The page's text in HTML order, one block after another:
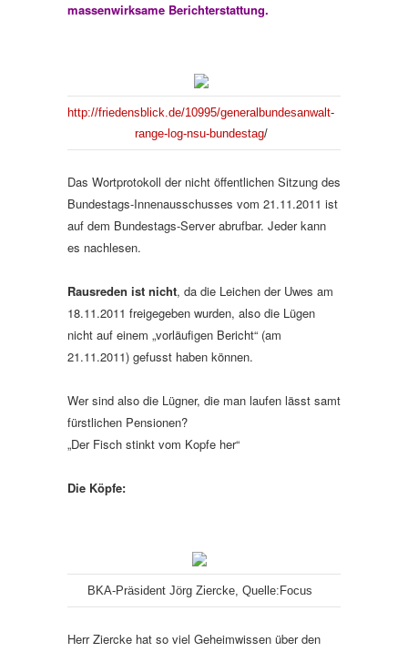
massenwirksame Berichterstattung.
http://friedensblick.de/10995/generalbundesanwalt-
range-log-nsu-bundestag/
Das Wortprotokoll der nicht öffentlichen Sitzung des
Bundestags-Innenausschusses vom 21.11.2011 ist
auf dem Bundestags-Server abrufbar. Jeder kann
es nachlesen.
Rausreden ist nicht, da die Leichen der Uwes am
18.11.2011 freigegeben wurden, also die Lügen
nicht auf einem „vorläufigen Bericht“ (am
21.11.2011) gefusst haben können.
Wer sind also die Lügner, die man laufen lässt samt
fürstlichen Pensionen?
„Der Fisch stinkt vom Kopfe her“
Die Köpfe:
BKA-Präsident Jörg Ziercke, Quelle:Focus
Herr Ziercke hat so viel Geheimwissen über den